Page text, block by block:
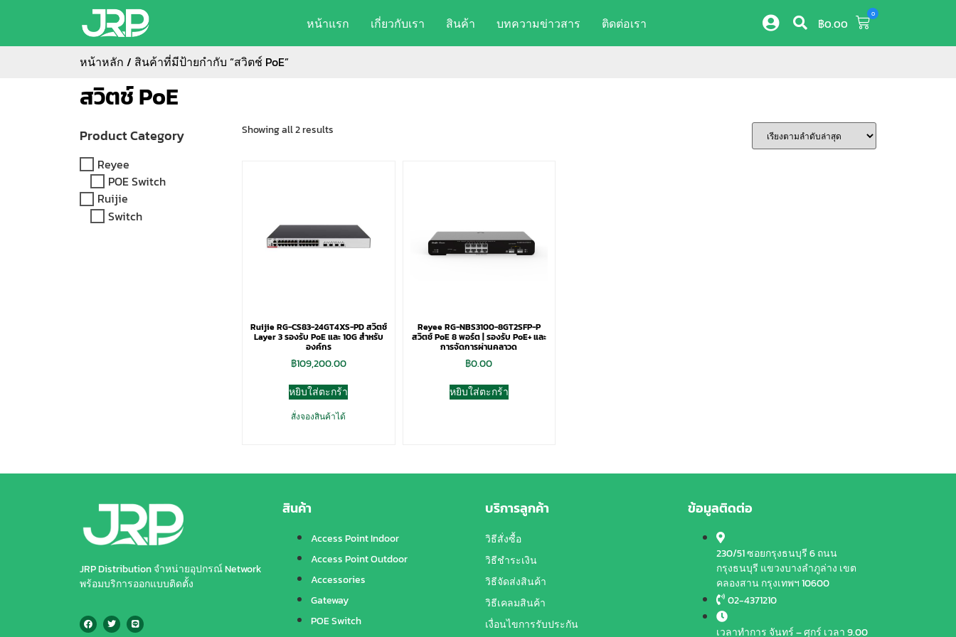
หน้าแรก เกี่ยวกับเรา สินค้า บทความข่าวสาร ติดต่อเรา ฿0.00
0
หน้าหลัก / สินค้าที่มีป้ายกำกับ “สวิตช์ PoE”
สวิตช์ PoE
Product Category
Reyee
POE Switch
Ruijie
Switch
Showing all 2 results
Ruijie RG-CS83-24GT4XS-PD สวิตช์
Layer 3 รองรับ PoE และ 10G สำหรับ
องค์กร
฿109,200.00
หยิบใส่ตะกร้า
สั่งจองสินค้าได้
Reyee RG-NBS3100-8GT2SFP-P
สวิตช์ PoE 8 พอร์ต | รองรับ PoE+ และ
การจัดการผ่านคลาวด
฿0.00
หยิบใส่ตะกร้า
JRP Distribution จำหน่ายอุปกรณ์ Network
พร้อมบริการออกแบบติดตั้ง
สินค้า
Access Point Indoor
Access Point Outdoor
Accessories
Gateway
POE Switch
บริการลูกค้า
วิธีสั่งซื้อ
วิธีชำระเงิน
วิธีจัดส่งสินค้า
วิธีเคลมสินค้า
เงื่อนไขการรับประกัน
ข้อมูลติดต่อ
230/51 ซอยกรุงธนบุรี 6 ถนน
กรุงธนบุรี แขวงบางลำภูล่าง เขต
คลองสาน กรุงเทพฯ 10600
02-4371210
เวลาทำการ จันทร์ – ศุกร์ เวลา 9.00